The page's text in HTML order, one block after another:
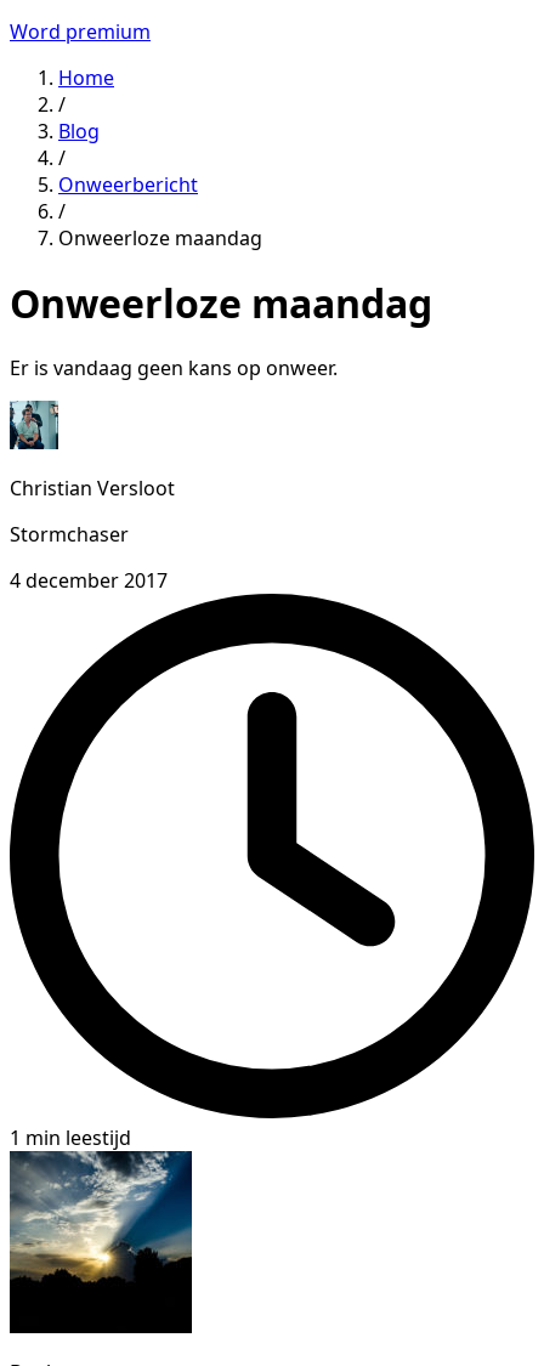
Word premium
Home
/
Blog
/
Onweerbericht
/
Onweerloze maandag
Onweerloze maandag
Er is vandaag geen kans op onweer.
Christian Versloot
Stormchaser
4 december 2017
1 min leestijd